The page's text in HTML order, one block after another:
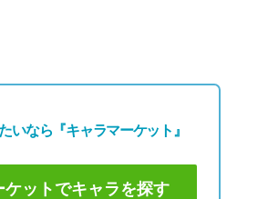
いなら 『キャラマーケット』
ケットでキャラを探す